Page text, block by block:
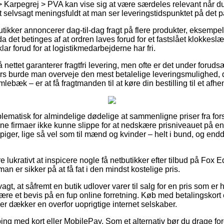
Karpegrej > PVA kan vise sig at være særdeles relevant når
selvsagt meningsfuldt at man ser leveringstidspunktet på det
annoncerer dag-til-dag fragt på flere produkter,
det betinges af at ordren laves forud for et fastslået
forud for at logistikmedarbejderne har fri.
nettet garanterer fragtfri levering, men ofte er det under
burde man overveje den mest betalelige leveringsmulighed,
– er at få fragtmanden til at køre din bestilling til et
for almindelige dødelige at sammenligne priser fra
firmaer ikke kunne slippe for at nedskære prisniveauet på
lige så vel som til mænd og kvinder – helt i bund, og
lukrativt at inspicere nogle få netbutikker efter tilbud på Fox
er sikker på at få fat i den mindst kostelige pris.
at såfremt en butik udlover varer til salg for en pris som er
et bevis på en fup online forretning. Køb med betalingskort
dækker en overfor uoprigtige internet selskaber.
med kort eller MobilePay. Som et alternativ bør du drage